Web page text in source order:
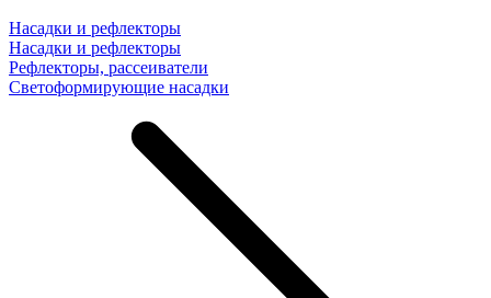
Насадки и рефлекторы
Насадки и рефлекторы
Рефлекторы, рассеиватели
Светоформирующие насадки